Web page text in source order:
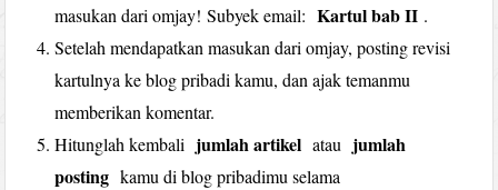
masukan dari omjay! Subyek email:Kartul bab II .
Setelah mendapatkan masukan dari omjay, posting revisi
kartulnya ke blog pribadi kamu, dan ajak temanmu
memberikan komentar.
Hitunglah kembali jumlah artikel atau jumlah
posting kamu di blog pribadimu selama